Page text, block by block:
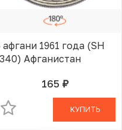
афгани 1961 года (SH
Афганистан
165 руб.В КОРЗИНЕ
КУПИТЬ